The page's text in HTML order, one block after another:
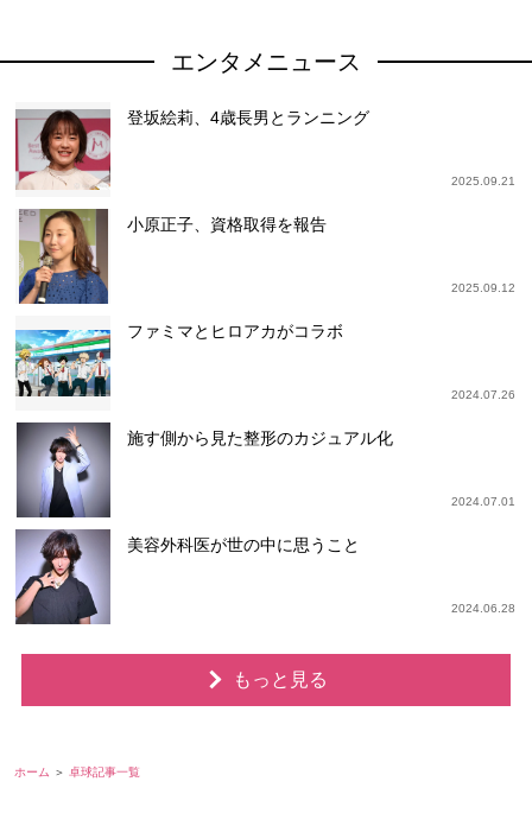
エンタメニュース
登坂絵莉、4歳長男とランニング
2025.09.21
小原正子、資格取得を報告
2025.09.12
ファミマとヒロアカがコラボ
2024.07.26
施す側から見た整形のカジュアル化
2024.07.01
美容外科医が世の中に思うこと
2024.06.28
もっと見る
ホーム 卓球記事一覧